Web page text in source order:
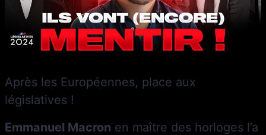
Après les Européennes, place aux
législatives !
Emmanuel Macron en maître des horloges l’a